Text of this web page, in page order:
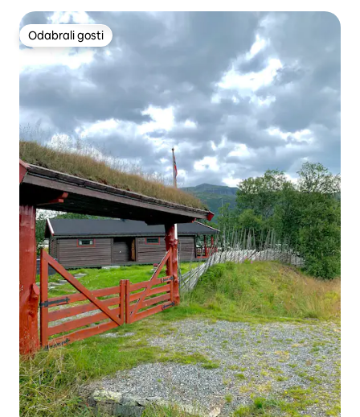
Odabrali gosti
Odabrali gosti